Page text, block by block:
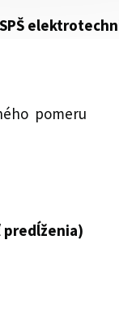
pomeru
predĺženia)